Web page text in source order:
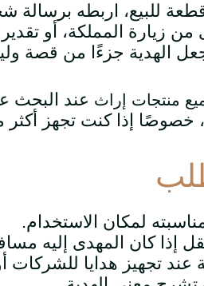
للبيع، اربطه برسالة
زيارة المملكة، أو
الهدية جزءًا من
منتجات إراث عند البحث
خصوصًا إذا كنت تجهز
لمكان الاستخدام.
إذا كان المهدى إليه
عند تجهيز هدايا للشركات